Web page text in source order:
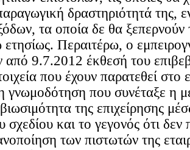
δραστηριότητά της,
τα οποία δε θα
Περαιτέρω, ο
από 9.7.2012 έκθεσή του
που έχουν παρατεθεί στο
γνωμοδότηση που συνέταξε η
της επιχείρησης
σχεδίου και το γεγονός ότι
των πιστωτών της